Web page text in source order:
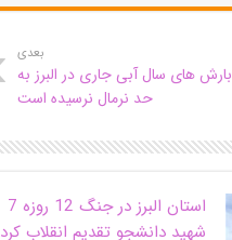
بعدی
بارش های سال آبی جاری در البرز به
حد نرمال نرسیده است
استان البرز در جنگ 12 روزه 7
شهید دانشجو تقدیم انقلاب کرد